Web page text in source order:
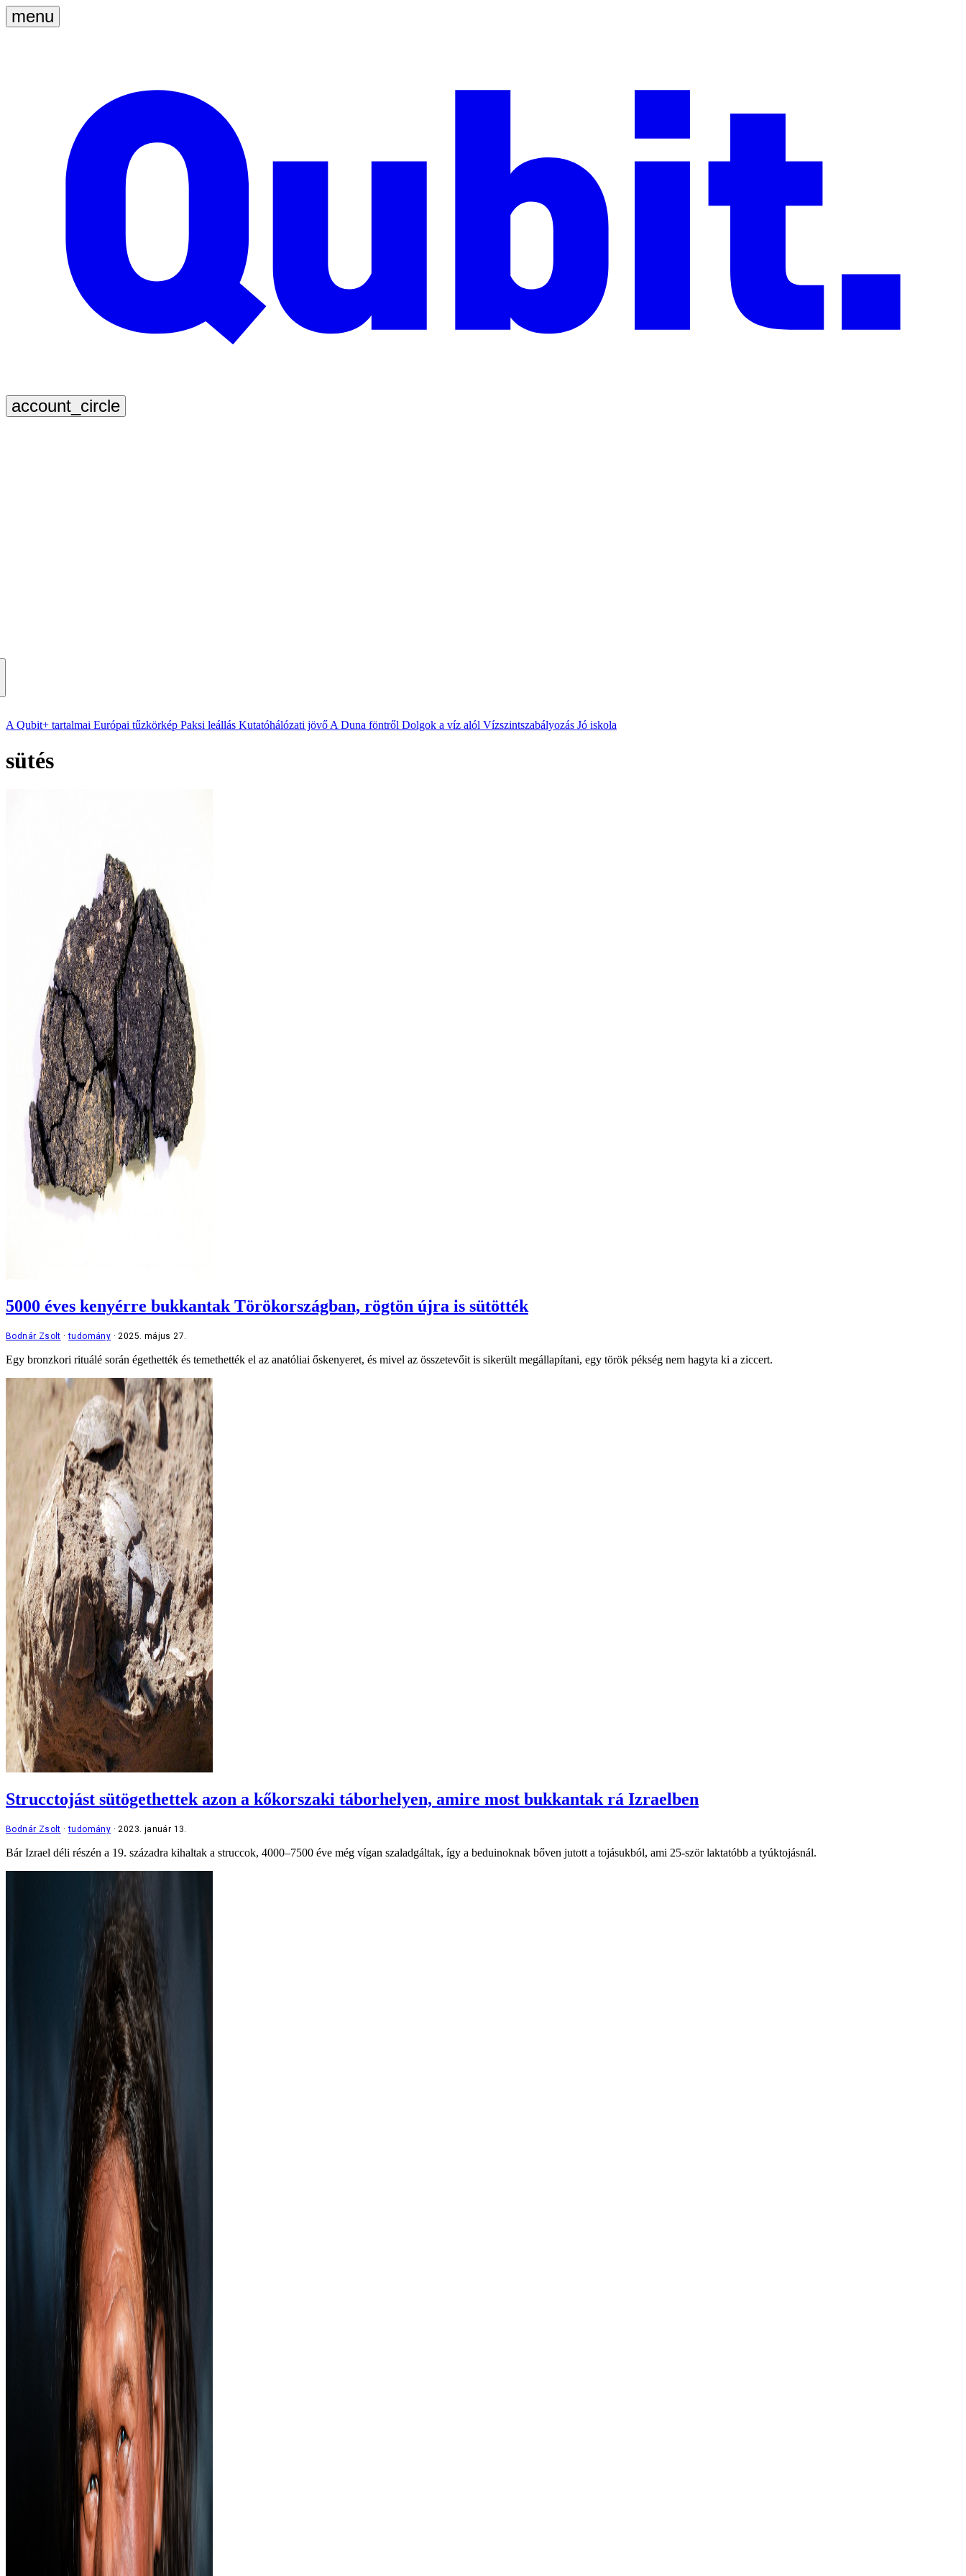
A Qubit+ tartalmai Európai tűzkörkép Paksi leállás Kutatóhálózati jövő A Duna föntről Dolgok a víz alól Vízszintszabályozás Jó iskola
sütés
5000 éves kenyérre bukkantak Törökországban, rögtön újra is sütötték
Bodnár Zsolt tudomány 2025. május 27.
Egy bronzkori rituálé során égethették és temethették el az anatóliai őskenyeret, és mivel az összetevőit is sikerült megállapítani, egy török pékség nem hagyta ki a ziccert.
Strucctojást sütögethettek azon a kőkorszaki táborhelyen, amire most bukkantak rá Izraelben
Bodnár Zsolt tudomány 2023. január 13.
Bár Izrael déli részén a 19. századra kihaltak a struccok, 4000–7500 éve még vígan szaladgáltak, így a beduinoknak bőven jutott a tojásukból, ami 25-ször laktatóbb a tyúktojásnál.